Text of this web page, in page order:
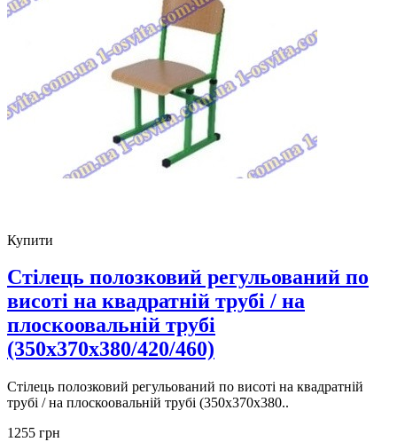
Купити
Стілець полозковий регульований по
висоті на квадратній трубі / на
плоскоовальній трубі
(350х370х380/420/460)
Стілець полозковий регульований по висоті на квадратній
трубі / на плоскоовальній трубі (350х370х380..
1255 грн